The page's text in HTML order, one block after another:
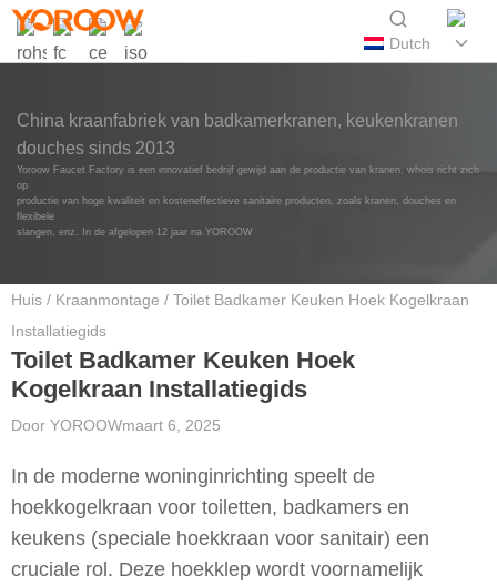
Dutch
China kraanfabriek van badkamerkranen, keukenkranen
douches sinds 2013
Yoroow Faucet Factory is een innovatief bedrijf gewijd aan de productie van kranen, whois richt zich
op
productie van hoge kwaliteit en kosteneffectieve sanitaire producten, zoals kranen, douches en
flexibele
slangen, enz. In de afgelopen 12 jaar na YOROOW
Huis / Kraanmontage / Toilet Badkamer Keuken Hoek Kogelkraan
Installatiegids
Toilet Badkamer Keuken Hoek
Kogelkraan Installatiegids
Door YOROOWmaart 6, 2025
In de moderne woninginrichting speelt de
hoekkogelkraan voor toiletten, badkamers en
keukens (speciale hoekkraan voor sanitair) een
cruciale rol. Deze hoekklep wordt voornamelijk